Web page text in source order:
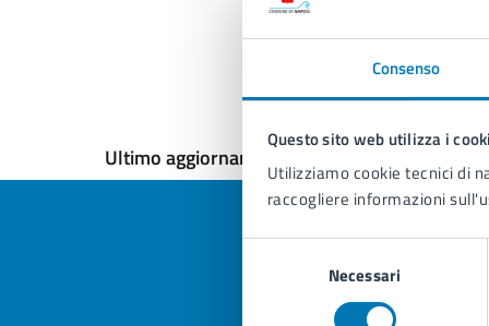
Consenso
Questo sito web utilizza i
Utilizziamo cookie tecnici di
raccogliere informazioni
Necessari
Ultimo aggiornamento: